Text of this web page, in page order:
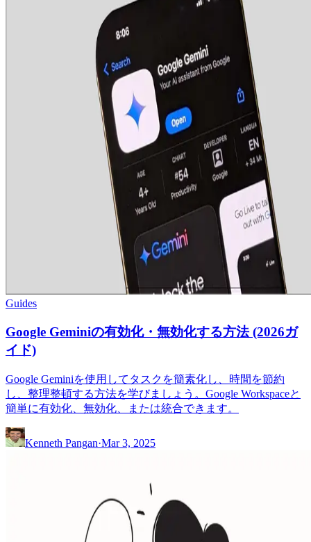
Guides
Google Geminiの有効化・無効化する方法 (2026ガ
イド)
Google Geminiを使用してタスクを簡素化し、時間を節約
し、整理整頓する方法を学びましょう。Google Workspaceと
簡単に有効化、無効化、または統合できます。
Kenneth Pangan·Mar 3, 2025